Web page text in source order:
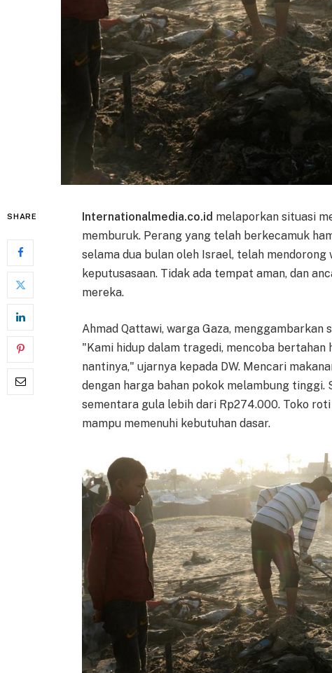
SHARE Internationalmedia.co.id melaporkan situasi
memburuk. Perang yang telah berkecamuk
selama dua bulan oleh Israel, telah
keputusasaan. Tidak ada tempat aman, dan
mereka.
Ahmad Qattawi, warga Gaza,
"Kami hidup dalam tragedi, mencoba
nantinya," ujarnya kepada DW. Mencari
dengan harga bahan pokok melambung
sementara gula lebih dari Rp274.000. Toko
mampu memenuhi kebutuhan dasar.